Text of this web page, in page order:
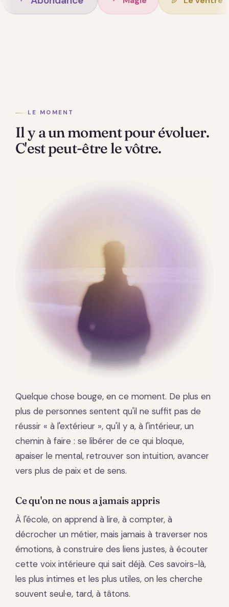
LE MOMENT
Il y a un moment pour évoluer.
C'est peut-être le vôtre.
Quelque chose bouge, en ce moment. De plus en
plus de personnes sentent qu'il ne suffit pas de
réussir « à l'extérieur », qu'il y a, à l'intérieur, un
chemin à faire : se libérer de ce qui bloque,
apaiser le mental, retrouver son intuition, avancer
vers plus de paix et de sens.
Ce qu'on ne nous a jamais appris
À l'école, on apprend à lire, à compter, à
décrocher un métier, mais jamais à traverser nos
émotions, à construire des liens justes, à écouter
cette voix intérieure qui sait déjà. Ces savoirs-là,
les plus intimes et les plus utiles, on les cherche
souvent seul·e, tard, à tâtons.